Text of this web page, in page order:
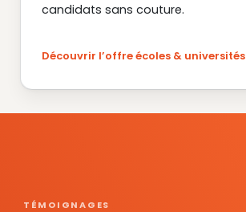
candidats sans couture.
Découvrir l’offre écoles & universités
TÉMOIGNAGES